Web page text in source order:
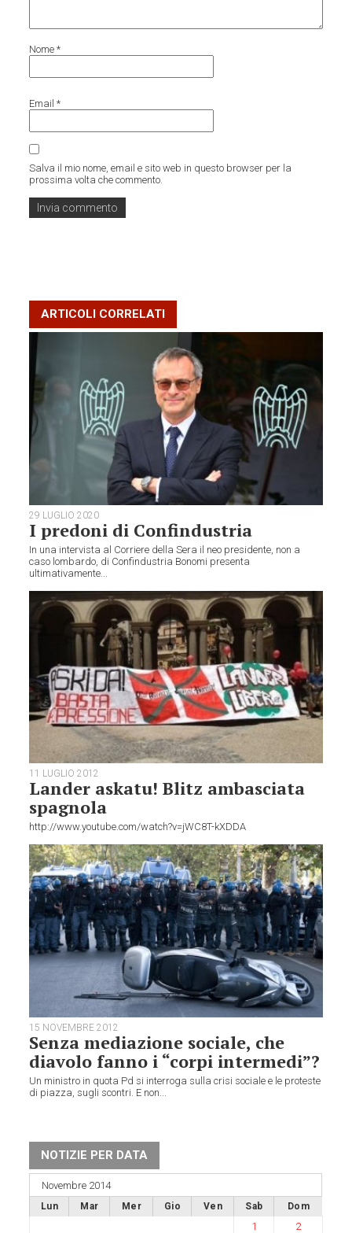
Nome*
Email*
Salva il mio nome, email e sito web in questo browser per la
prossima volta che commento.
ARTICOLI CORRELATI
29 LUGLIO 2020
I predoni di Confindustria
In una intervista al Corriere della Sera il neo presidente, non a
caso lombardo, di Confindustria Bonomi presenta
ultimativamente...
11 LUGLIO 2012
Lander askatu! Blitz ambasciata
spagnola
http://www.youtube.com/watch?v=jWC8T-kXDDA
15 NOVEMBRE 2012
Senza mediazione sociale, che
diavolo fanno i “corpi intermedi”?
Un ministro in quota Pd si interroga sulla crisi sociale e le proteste
di piazza, sugli scontri. E non...
NOTIZIE PER DATA
Novembre 2014
Lun Mar Mer Gio Ven Sab Dom
1
2